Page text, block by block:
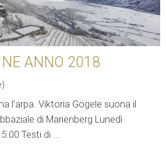
ANNO 2018
l’arpa. Viktoria Gögele suona il
di Marienberg Lunedì
Testi di ...